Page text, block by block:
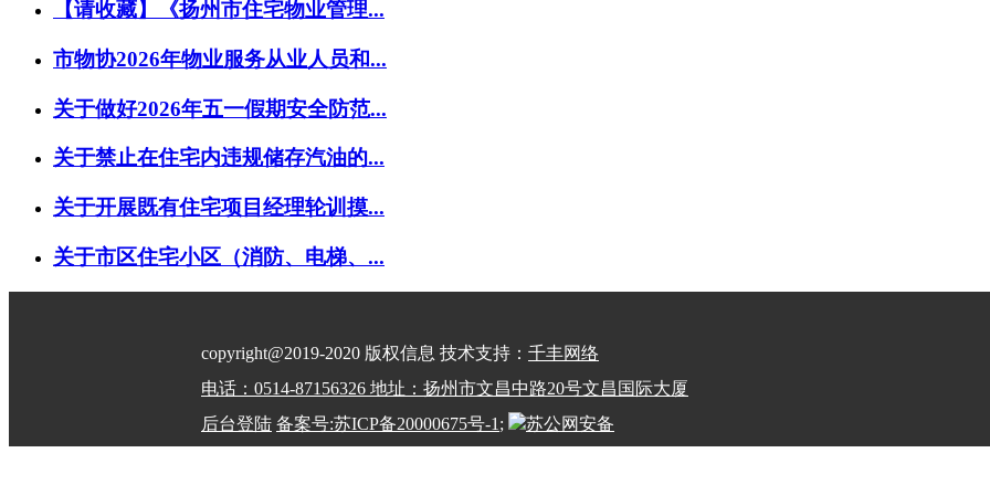
【请收藏】《扬州市住宅物业管理...
市物协2026年物业服务从业人员和...
关于做好2026年五一假期安全防范...
关于禁止在住宅内违规储存汽油的...
关于开展既有住宅项目经理轮训摸...
关于市区住宅小区（消防、电梯、...
copyright@2019-2020 版权信息 技术支持： 千丰网络
电话：0514-87156326 地址：扬州市文昌中路20号文昌国际大厦
后台登陆 备案号:苏ICP备20000675号-1;
苏公网安备